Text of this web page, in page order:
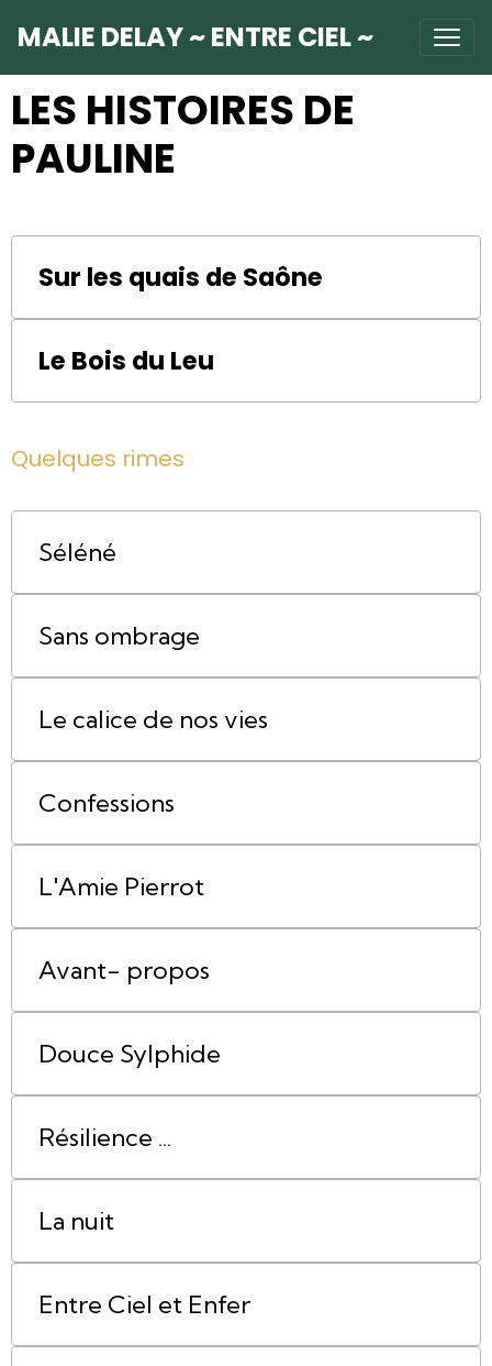
MALIE DELAY ~ ENTRE CIEL ~
LES HISTOIRES DE
PAULINE
Sur les quais de Saône
Le Bois du Leu
Quelques rimes
Séléné
Sans ombrage
Le calice de nos vies
Confessions
L'Amie Pierrot
Avant- propos
Douce Sylphide
Résilience ...
La nuit
Entre Ciel et Enfer